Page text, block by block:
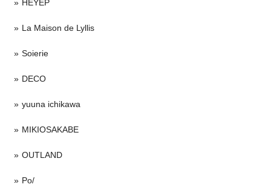
HEYEP
La Maison de Lyllis
Soierie
DECO
yuuna ichikawa
MIKIOSAKABE
OUTLAND
Po/